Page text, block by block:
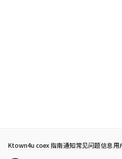
Ktown4u coex 指南通知常见问题信息用